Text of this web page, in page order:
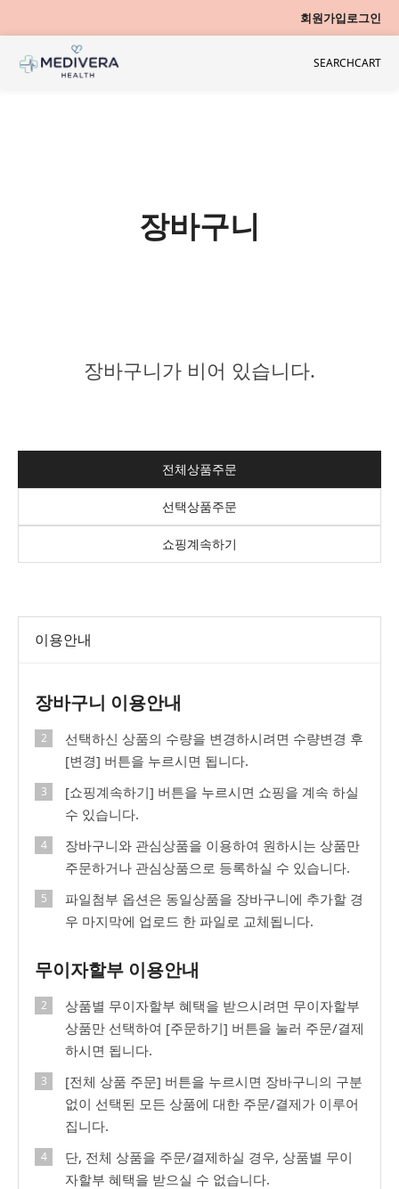
회원가입로그인
SEARCHCART
장바구니
장바구니가 비어 있습니다.
전체상품주문
선택상품주문
쇼핑계속하기
이용안내
장바구니 이용안내
선택하신 상품의 수량을 변경하시려면 수량변경 후
[변경] 버튼을 누르시면 됩니다.
[쇼핑계속하기] 버튼을 누르시면 쇼핑을 계속 하실
수 있습니다.
장바구니와 관심상품을 이용하여 원하시는 상품만
주문하거나 관심상품으로 등록하실 수 있습니다.
파일첨부 옵션은 동일상품을 장바구니에 추가할 경
우 마지막에 업로드 한 파일로 교체됩니다.
무이자할부 이용안내
상품별 무이자할부 혜택을 받으시려면 무이자할부
상품만 선택하여 [주문하기] 버튼을 눌러 주문/결제
하시면 됩니다.
[전체 상품 주문] 버튼을 누르시면 장바구니의 구분
없이 선택된 모든 상품에 대한 주문/결제가 이루어
집니다.
단, 전체 상품을 주문/결제하실 경우, 상품별 무이
자할부 혜택을 받으실 수 없습니다.